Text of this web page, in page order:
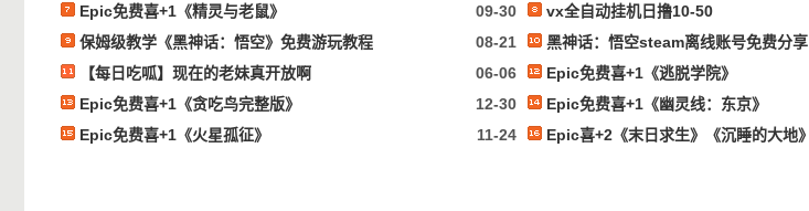
Epic免费喜+1《精灵与老鼠》
09-30 vx全自动挂机日撸10-50
保姆级教学《黑神话：悟空》免费游玩教程
08-21 黑神话：悟空steam离线账号免费分享
【每日吃呱】现在的老妹真开放啊
06-06 Epic免费喜+1《逃脱学院》
Epic免费喜+1《贪吃鸟完整版》
12-30 Epic免费喜+1《幽灵线：东京》
Epic免费喜+1《火星孤征》
11-24 Epic喜+2《末日求生》《沉睡的大地》